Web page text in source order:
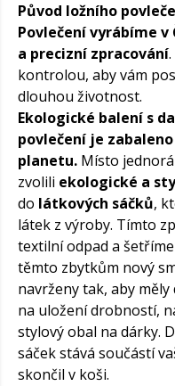
Původ ložního
Povlečení vyrábíme
a precizní zpracování
kontrolou, aby vám
dlouhou životnost.
Ekologické balení s
povlečení je
planetu. Místo
zvolili ekologické a
do látkových sáčků,
látek z výroby. Tímto
textilní odpad a
těmto zbytkům nový
navrženy tak, aby
na uložení drobností,
stylový obal na dárky.
sáček stává součástí
skončil v koši.